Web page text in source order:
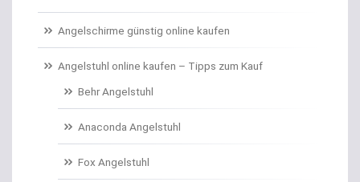
Carp Care
Castingsport
Chatterbaits / Spinnerbaits
Cheburashka Bleie
Combos Rute/Rolle
Angelschirme günstig online kaufen
Angelstuhl online kaufen – Tipps zum Kauf
Behr Angelstuhl
Anaconda Angelstuhl
Fox Angelstuhl